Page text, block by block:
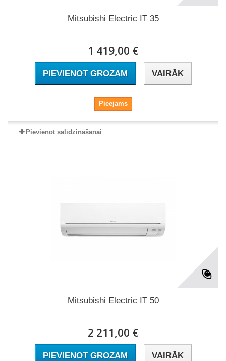
Mitsubishi Electric IT 35
1 419,00 €
PIEVIENOT GROZAM VAIRĀK
Pieejams
Pievienot salīdzināšanai
Mitsubishi Electric IT 50
2 211,00 €
PIEVIENOT GROZAM VAIRĀK